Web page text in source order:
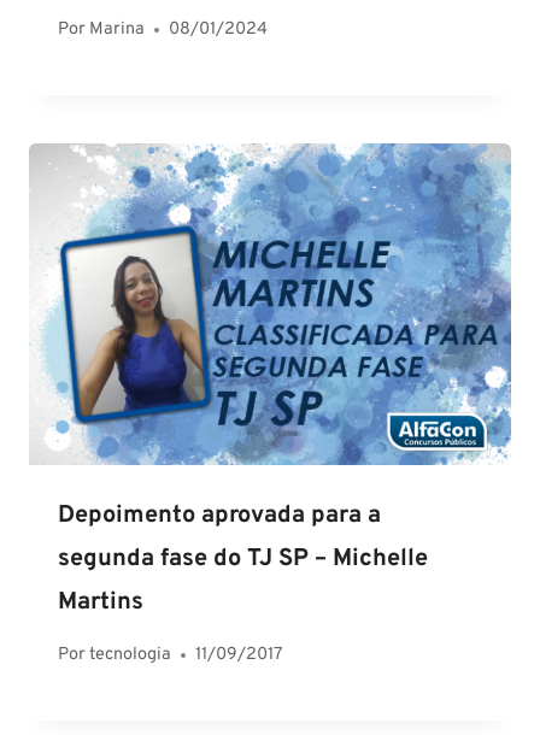
Por Marina 08/01/2024
Depoimento aprovada para a
segunda fase do TJ SP – Michelle
Martins
Portecnologia 11/09/2017